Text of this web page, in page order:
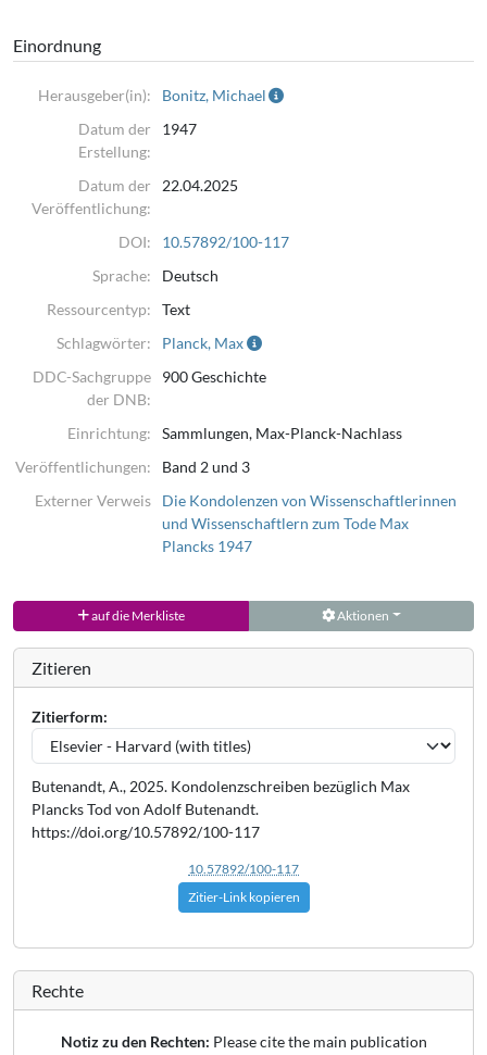
Einordnung
Herausgeber(in):
Bonitz, Michael
Datum der
Erstellung:
1947
Datum der
Veröffentlichung:
22.04.2025
DOI:
10.57892/100-117
Sprache:
Deutsch
Ressourcentyp:
Text
Schlagwörter:
Planck, Max
DDC-Sachgruppe
der DNB:
900 Geschichte
Einrichtung:
Sammlungen, Max-Planck-Nachlass
Veröffentlichungen:
Band 2 und 3
Externer Verweis
Die Kondolenzen von Wissenschaftlerinnen
und Wissenschaftlern zum Tode Max
Plancks 1947
auf die Merkliste Aktionen
Zitieren
Zitierform:
Butenandt, A., 2025. Kondolenzschreiben bezüglich Max
Plancks Tod von Adolf Butenandt.
https://doi.org/10.57892/100-117
10.57892/100-117
Zitier-Link kopieren
Rechte
Notiz zu den Rechten: Please cite the main publication